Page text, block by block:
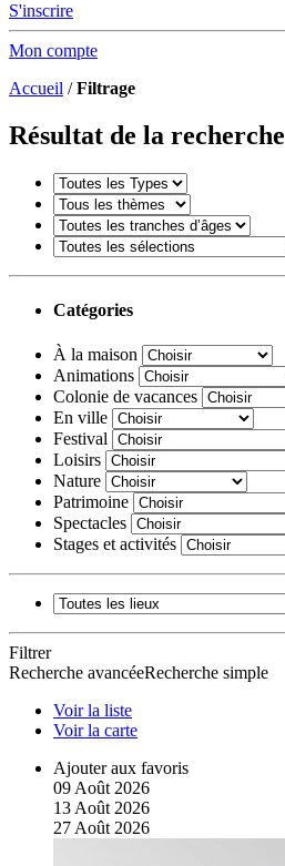
S'inscrire
Mon compte
Accueil /Filtrage
Résultat de la recherche
Catégories
À la maison
Animations
Colonie de vacances
En ville
Festival
Loisirs
Nature
Patrimoine
Spectacles
Stages et activités
Filtrer
Recherche avancéeRecherche simple
Voir la liste
Voir la carte
Ajouter aux favoris
09 Août 2026
13 Août 2026
27 Août 2026